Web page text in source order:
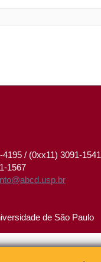
4195 / (0xx11) 3091-1541
1567
de São Paulo